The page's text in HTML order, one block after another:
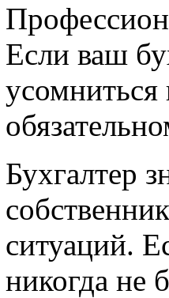
Если ваш
усомниться
Бухгалтер
ситуаций.
никогда не